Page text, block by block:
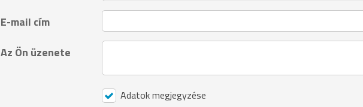
E-mail cím
Az Ön üzenete
Adatok megjegyzése